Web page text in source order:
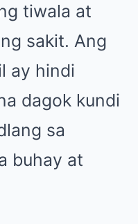
tiwala at
sakit. Ang
ay hindi
dagok kundi
sa
buhay at